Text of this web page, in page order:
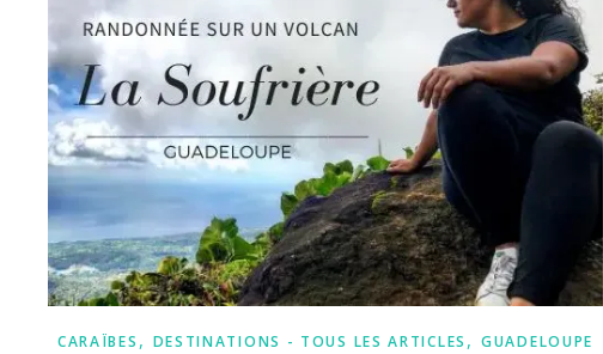
CARAÏBES , DESTINATIONS - TOUS LES ARTICLES , GUADELOUPE